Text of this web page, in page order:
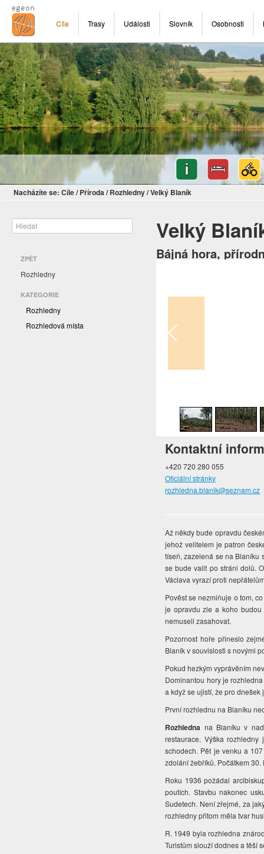
Cíle Trasy Události Slovník Osobnosti
Nacházíte se: Cíle/ Příroda/ Rozhledny/Velký Blaník
ZPĚT
Rozhledny
KATEGORIE
Rozhledny
Rozhledová místa
Velký
Bájná hora,
Kontaktní
+420 720 280 055
Oficiální stránky
rozhledna.blanik@seznam.cz
Až někdy bude opravdu
jehož velitelem je patron
tíseň, zazelená se na Blaníku
se bude valit po stráni dolů.
Václava vyrazí proti
Pověst se nezmiňuje o tom,
je opravdu zle a koho
nemuseli zasahovat.
Pozornost hoře přineslo
Blaník v souvislosti s novými
Pokud hezkým vyprávěním
Dominantou hory je
a když se ujistí, že pro
První rozhlednu na Blaníku
Rozhledna na Blaníku v
restaurace. Výška
schodech. Pět je venku a
zdolání žebříků. Počátkem
Roku 1936 požádal
poutích. Stavbu nakonec
Sudetech. Není zřejmé, za
rozhledny přitom měla tvar
R. 1949 byla rozhledna
Turistům slouží dodnes a těší